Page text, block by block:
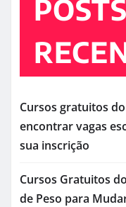
POSTS
Cursos gratuitos
encontrar vagas
sua inscrição
Cursos Gratuitos
de Peso para